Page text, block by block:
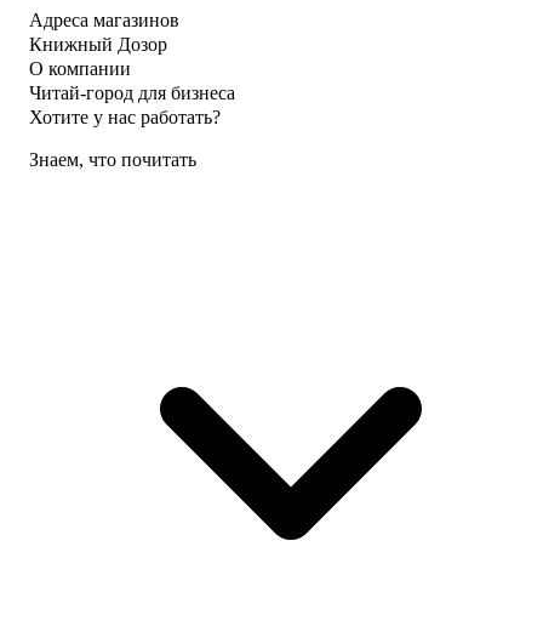
Адреса магазинов
Книжный Дозор
О компании
Читай-город для бизнеса
Хотите у нас работать?
Знаем, что почитать